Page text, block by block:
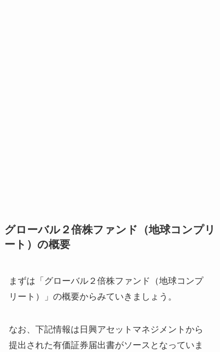
グローバル２倍株ファンド（地球コンプリ
ート）の概要
まずは「グローバル２倍株ファンド（地球コンプ
リート）」の概要からみていきましょう。
なお、下記情報は日興アセットマネジメントから
提出された有価証券届出書がソースとなっていま